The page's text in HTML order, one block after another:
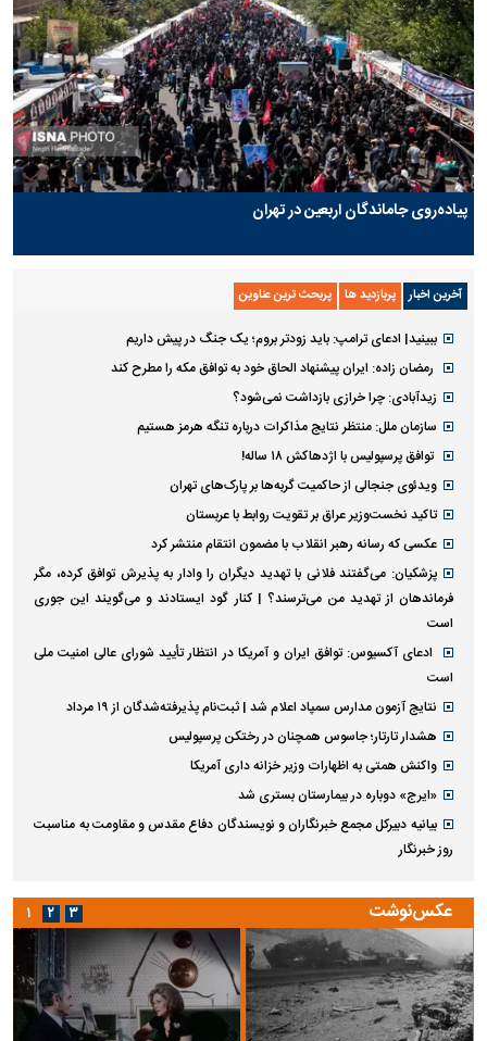
پیاده‌روی جاماندگان اربعین در تهران
آخرین اخبار پربازدید ها پربحث ترین عناوین
ببینید| ادعای ترامپ: باید زودتر بروم؛ یک جنگ در پیش داریم
رمضان زاده: ایران پیشنهاد الحاق خود به توافق مکه را مطرح کند
زیدآبادی: چرا خرازی بازداشت نمی‌شود؟
سازمان ملل: منتظر نتایج مذاکرات درباره تنگه هرمز هستیم
توافق پرسپولیس با اژدهاکش ۱۸ ساله!
ویدئوی جنجالی از حاکمیت گربه‌ها بر پارک‌های تهران
تاکید نخست‌وزیر عراق بر تقویت روابط با عربستان
عکسی که رسانه رهبر انقلاب با مضمون انتقام منتشر کرد
پزشکیان: می‌گفتند فلانی با تهدید دیگران را وادار به پذیرش توافق کرده، مگر
فرماندهان از تهدید من می‌ترسند؟ | کنار گود ایستادند و می‌گویند این جوری
است
ادعای آکسیوس: توافق ایران و آمریکا در انتظار تأیید شورای عالی امنیت ملی
است
نتایج آزمون مدارس سمپاد اعلام شد | ثبت‌نام پذیرفته‌شدگان از ۱۹ مرداد
هشدار تارتار؛ جاسوس همچنان در رختکن پرسپولیس
واکنش همتی به اظهارات وزیر خزانه داری آمریکا
«ایرج» دوباره در بیمارستان بستری شد
بیانیه دبیرکل مجمع خبرنگاران و نویسندگان دفاع مقدس و مقاومت به مناسبت
روز خبرنگار
عکس‌نوشت ۱ ۲ ۳